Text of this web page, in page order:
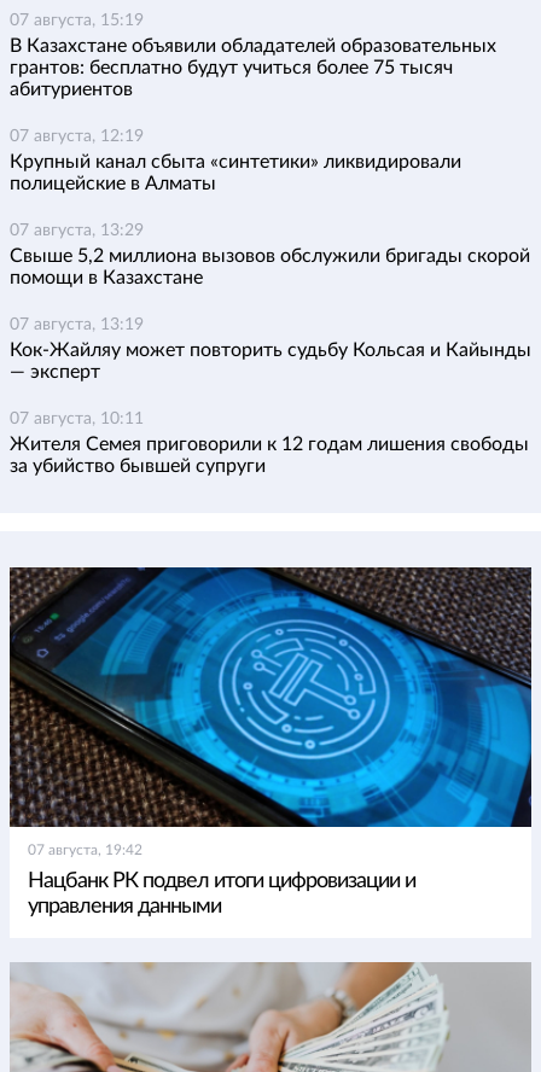
07 августа, 15:19
В Казахстане объявили обладателей образовательных
грантов: бесплатно будут учиться более 75 тысяч
абитуриентов
07 августа, 12:19
Крупный канал сбыта «синтетики» ликвидировали
полицейские в Алматы
07 августа, 13:29
Свыше 5,2 миллиона вызовов обслужили бригады скорой
помощи в Казахстане
07 августа, 13:19
Кок-Жайляу может повторить судьбу Кольсая и Кайынды
— эксперт
07 августа, 10:11
Жителя Семея приговорили к 12 годам лишения свободы
за убийство бывшей супруги
07 августа, 19:42
Нацбанк РК подвел итоги цифровизации и
управления данными